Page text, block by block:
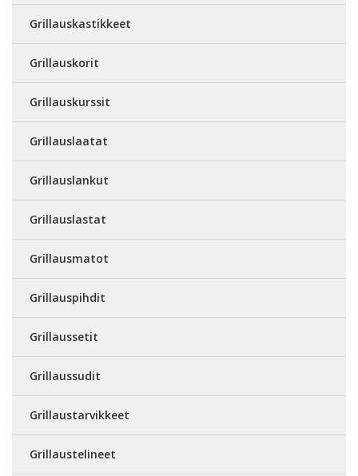
Grillauskastikkeet
Grillauskorit
Grillauskurssit
Grillauslaatat
Grillauslankut
Grillauslastat
Grillausmatot
Grillauspihdit
Grillaussetit
Grillaussudit
Grillaustarvikkeet
Grillaustelineet